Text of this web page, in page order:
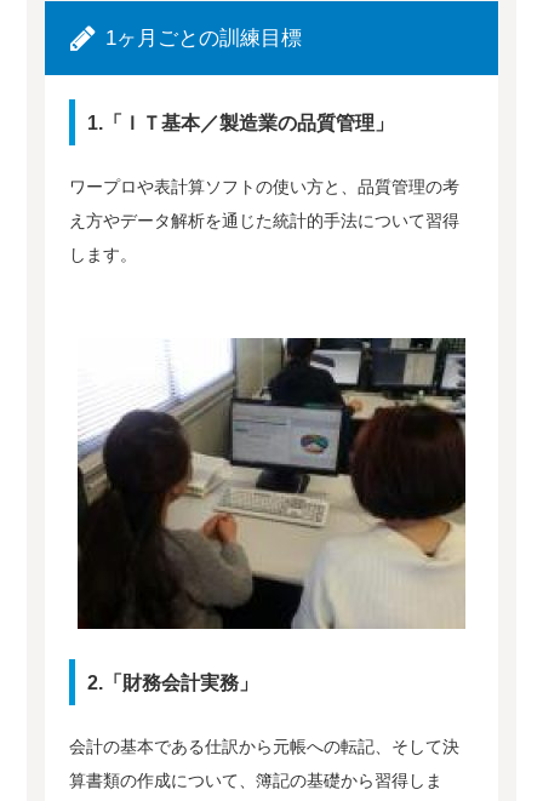
1ヶ月ごとの訓練目標
1.「ＩＴ基本／製造業の品質管理」
ワープロや表計算ソフトの使い方と、品質管理の考
え方やデータ解析を通じた統計的手法について習得
します。
2.「財務会計実務」
会計の基本である仕訳から元帳への転記、そして決
算書類の作成について、簿記の基礎から習得しま